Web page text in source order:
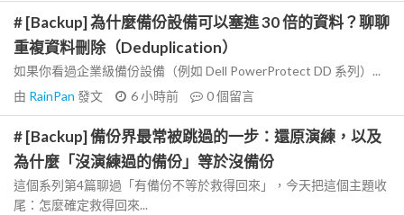
# [Backup] 為什麼備份設備可以塞進 30 倍的資料？聊聊
重複資料刪除（Deduplication）
如果你看過企業級備份設備（例如 Dell PowerProtect DD 系列）...
由 RainPan 發文 6 小時前 0個留言
# [Backup] 備份界最常被跳過的一步：還原演練，以及
為什麼「沒演練過的備份」等於沒備份
這個系列第4篇聊過「有備份不等於救得回來」，今天把這個主題收
尾：怎麼確定救得回來...